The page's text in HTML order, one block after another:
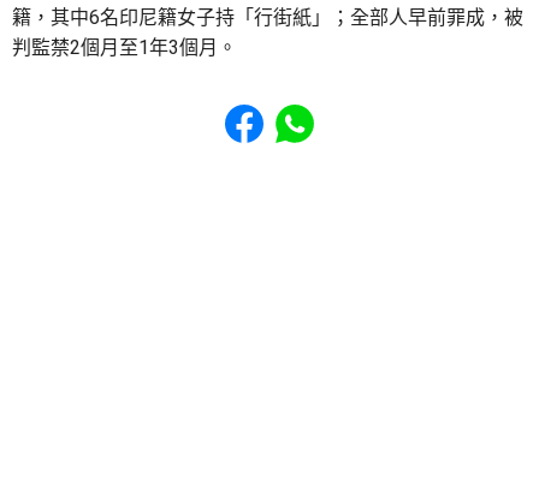
籍，其中6名印尼籍女子持「行街紙」；全部人早前罪成，被
判監禁2個月至1年3個月。
Share to Facebook
Share to WhatsApp